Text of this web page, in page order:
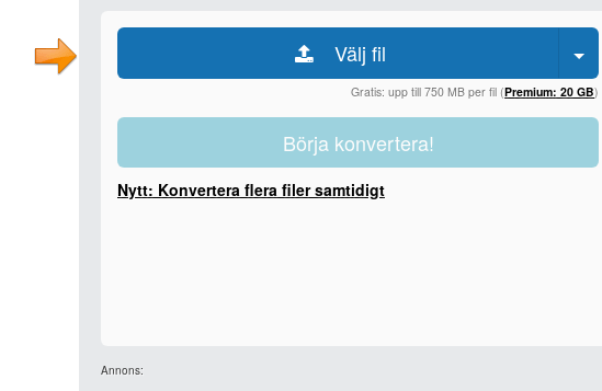
Välj fil
Gratis: upp till 750 MB per fil (Premium: 20 GB)
Börja konvertera!
Nytt: Konvertera flera filer samtidigt
Annons: